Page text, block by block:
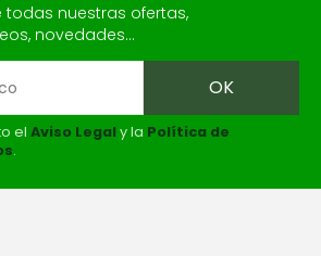
todas nuestras ofertas,
novedades...
el Aviso Legaly la Política de
.